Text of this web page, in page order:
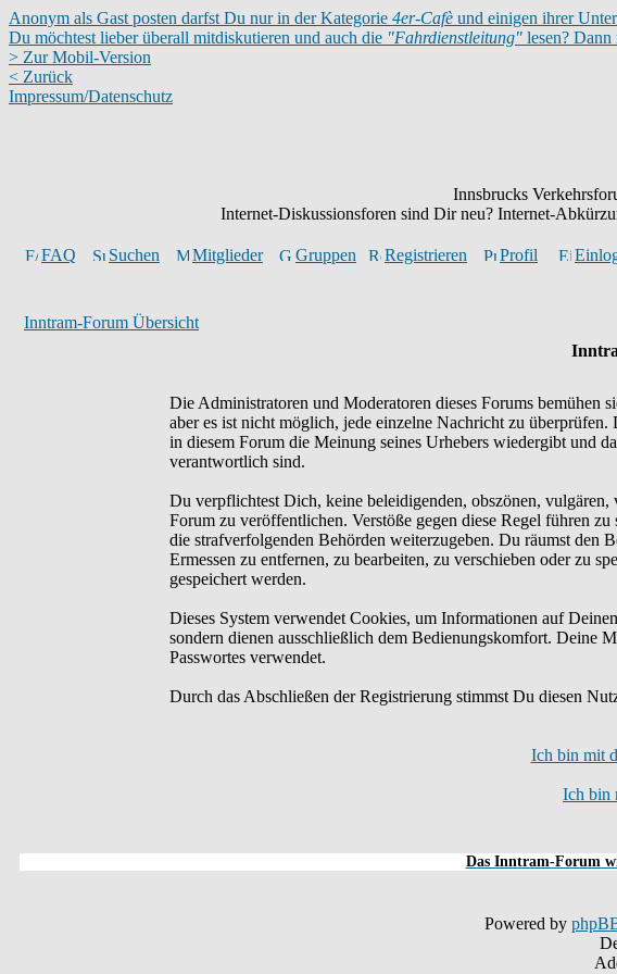
Anonym als Gast posten darfst Du nur in der Kategorie 4er-Cafè und einigen ihrer
Du möchtest lieber überall mitdiskutieren und auch die "Fahrdienstleitung" lesen?
> Zur Mobil-Version
< Zurück
Impressum/Datenschutz
Innsbrucks
Internet-Diskussionsforen sind Dir neu? Internet-
FAQ Suchen Mitglieder Gruppen Registrieren Profil
Inntram-Forum Übersicht
Die Administratoren und Moderatoren dieses Forums bemühen
aber es ist nicht möglich, jede einzelne Nachricht zu
in diesem Forum die Meinung seines Urhebers wiedergibt und
verantwortlich sind.
Du verpflichtest Dich, keine beleidigenden, obszönen,
Forum zu veröffentlichen. Verstöße gegen diese Regel führen
die strafverfolgenden Behörden weiterzugeben. Du räumst den
Ermessen zu entfernen, zu bearbeiten, zu verschieben oder zu
gespeichert werden.
Dieses System verwendet Cookies, um Informationen auf
sondern dienen ausschließlich dem Bedienungskomfort. Deine
Passwortes verwendet.
Durch das Abschließen der Registrierung stimmst Du diesen
Ich bin mit
Ich bin
Das Inntram-Forum
Powered by